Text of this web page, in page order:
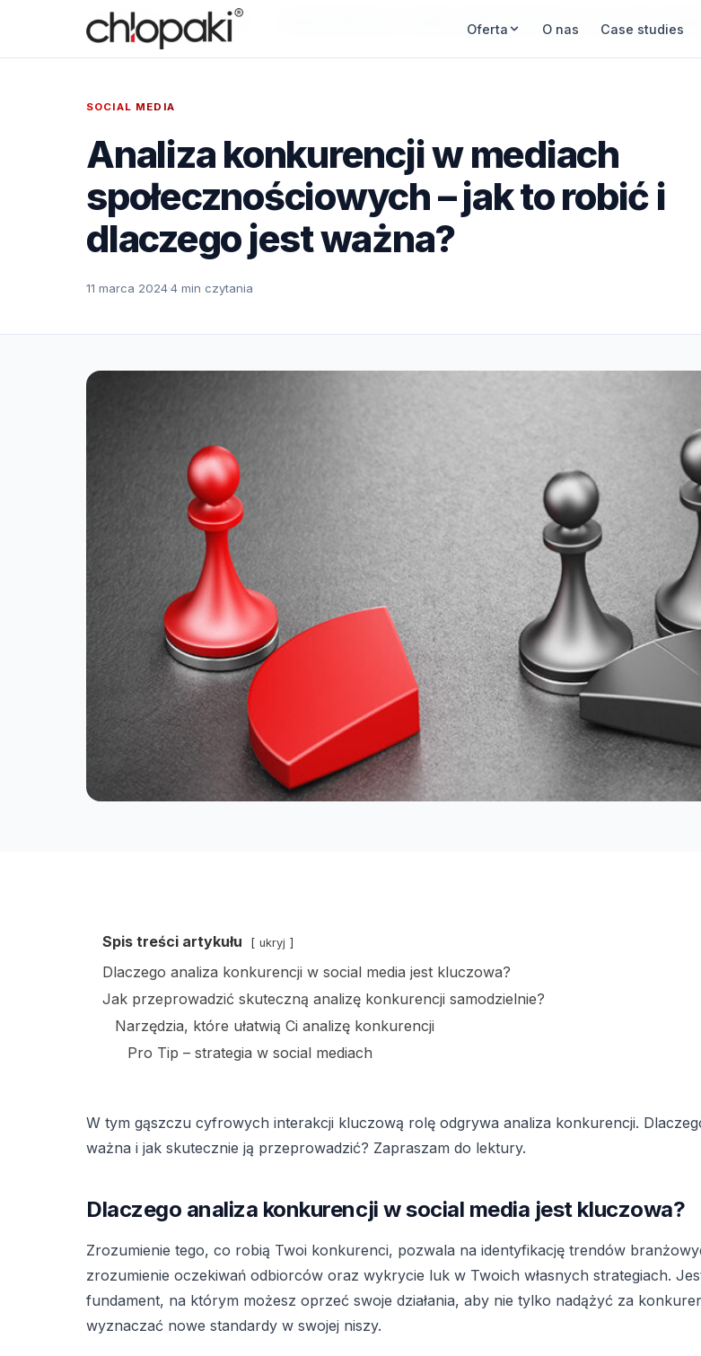
Oferta O nas Case studies
Strona główna › Know-how
SOCIAL MEDIA
Analiza konkurencji w mediach
społecznościowych – jak to robić i
dlaczego jest ważna?
11 marca 2024·4 min czytania
Spis treści artykułu ukryj
Dlaczego analiza konkurencji w social media jest kluczowa?
Jak przeprowadzić skuteczną analizę konkurencji samodzielnie?
Narzędzia, które ułatwią Ci analizę konkurencji
Pro Tip – strategia w social mediach
W tym gąszczu cyfrowych interakcji kluczową rolę odgrywa analiza konkurencji.
ważna i jak skutecznie ją przeprowadzić? Zapraszam do lektury.
Dlaczego analiza konkurencji w social media jest kluczowa?
Zrozumienie tego, co robią Twoi konkurenci, pozwala na identyfikację trendów
zrozumienie oczekiwań odbiorców oraz wykrycie luk w Twoich własnych strategiach.
fundament, na którym możesz oprzeć swoje działania, aby nie tylko nadążyć za
wyznaczać nowe standardy w swojej niszy.